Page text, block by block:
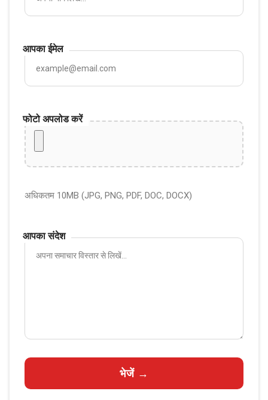
आपका ईमेल
फोटो अपलोड करें
अधिकतम 10MB (JPG, PNG, PDF, DOC, DOCX)
आपका संदेश